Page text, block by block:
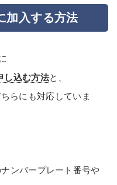
加入する方法
し込む方法と、
らにも対応していま
ンバープレート番号や